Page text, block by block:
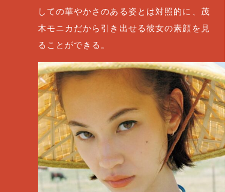
しての華やかさのある姿とは対照的に、茂
木モニカだから引き出せる彼女の素顔を見
ることができる。